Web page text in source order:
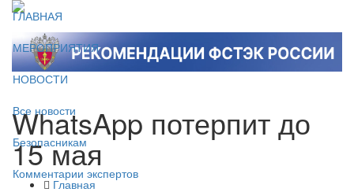
ГЛАВНАЯ
МЕРОПРИЯТИЯ
НОВОСТИ
Все новости
Безопасникам
Комментарии экспертов
WhatsApp потерпит до
15 мая
Главная